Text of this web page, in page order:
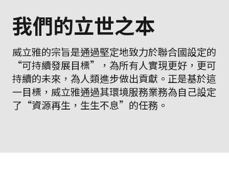
我們的立世之本
威立雅的宗旨是通過堅定地致力於聯合國設定的
“可持續發展目標”，為所有人實現更好，更可
持續的未來，為人類進步做出貢獻。正是基於這
一目標，威立雅通過其環境服務業務為自己設定
了“資源再生，生生不息”的任務。